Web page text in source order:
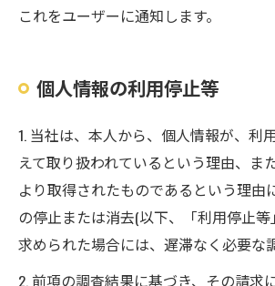
これをユーザーに通知します。
個人情報の利用停止等
1. 当社は、本人から、個人情報が、利
えて取り扱われているという理由、ま
より取得されたものであるという理由
の停止または消去(以下、「利用停止等
求められた場合には、遅滞なく必要な
2. 前項の調査結果に基づき、その請求